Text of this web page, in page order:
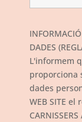
DADES
L'informem
proporciona
dades
WEB SITE el